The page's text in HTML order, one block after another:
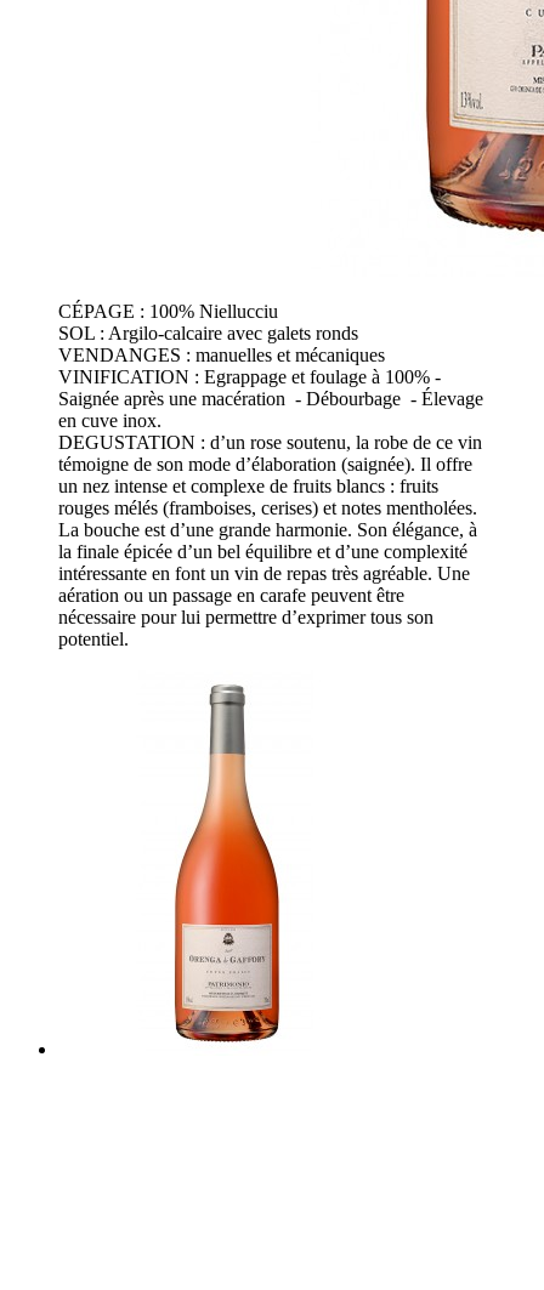
CÉPAGE : 100% Niellucciu
SOL : Argilo-calcaire avec galets ronds
VENDANGES : manuelles et mécaniques
VINIFICATION : Egrappage et foulage à 100% -
Saignée après une macération - Débourbage - Élevage
en cuve inox.
DEGUSTATION : d’un rose soutenu, la robe de ce vin
témoigne de son mode d’élaboration (saignée). Il offre
un nez intense et complexe de fruits blancs : fruits
rouges mélés (framboises, cerises) et notes mentholées.
La bouche est d’une grande harmonie. Son élégance, à
la finale épicée d’un bel équilibre et d’une complexité
intéressante en font un vin de repas très agréable. Une
aération ou un passage en carafe peuvent être
nécessaire pour lui permettre d’exprimer tous son
potentiel.